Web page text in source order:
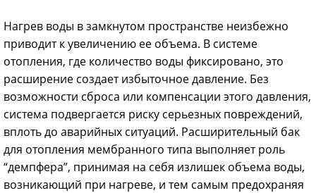
Нагрев воды в замкнутом пространстве неизбежно
приводит к увеличению ее объема. В системе
отопления, где количество воды фиксировано, это
расширение создает избыточное давление. Без
возможности сброса или компенсации этого давления,
система подвергается риску серьезных повреждений,
вплоть до аварийных ситуаций. Расширительный бак
для отопления мембранного типа выполняет роль
“демпфера”, принимая на себя излишек объема воды,
возникающий при нагреве, и тем самым предохраняя